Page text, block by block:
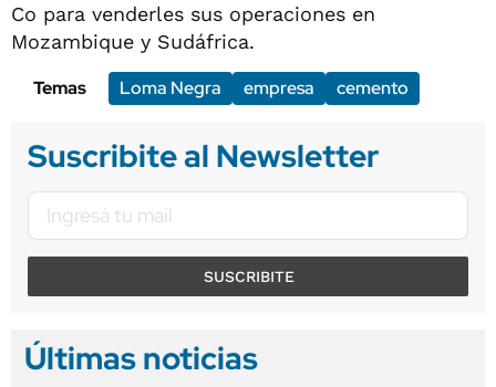
Co para venderles sus operaciones en
Mozambique y Sudáfrica.
Temas
Loma Negra empresa cemento
Suscribite al Newsletter
SUSCRIBITE
Últimas noticias